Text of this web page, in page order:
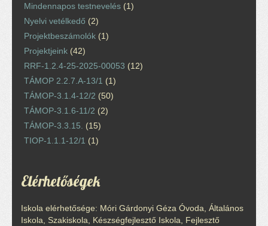
Mindennapos testnevelés (1)
Nyelvi vetélkedő (2)
Projektbeszámolók (1)
Projektjeink (42)
RRF-1.2.4-25-2025-00053 (12)
TÁMOP 2.2.7.A-13/1 (1)
TÁMOP-3.1.4-12/2 (50)
TÁMOP-3.1.6-11/2 (2)
TÁMOP-3.3.15.
(15)
TIOP-1.1.1-12/1 (1)
Elérhetőségek
Iskola elérhetősége: Móri Gárdonyi Géza Óvoda, Általános
Iskola, Szakiskola, Készségfejlesztő Iskola, Fejlesztő